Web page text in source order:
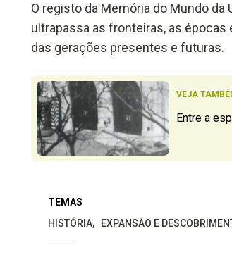
O registo da Memória do Mundo
ultrapassa as fronteiras, as
das gerações presentes e futuras.
VEJA
Entre a
TEMAS
HISTÓRIA
EXPANSÃO E